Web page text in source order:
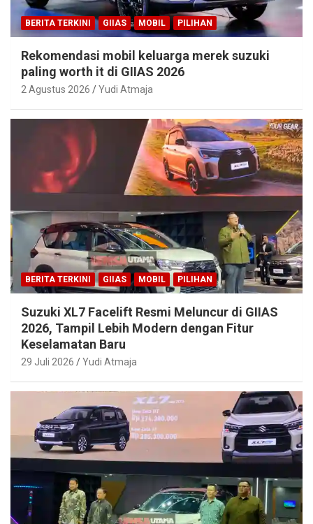
BERITA TERKINI GIIAS MOBIL PILIHAN
Rekomendasi mobil keluarga merek suzuki
paling worth it di GIIAS 2026
2 Agustus 2026 Yudi Atmaja
BERITA TERKINI GIIAS MOBIL PILIHAN
Suzuki XL7 Facelift Resmi Meluncur di GIIAS
2026, Tampil Lebih Modern dengan Fitur
Keselamatan Baru
29 Juli 2026 Yudi Atmaja